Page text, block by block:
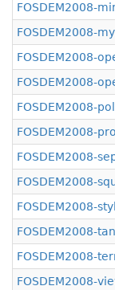
FOSDEM2008-
FOSDEM2008-
FOSDEM2008-
FOSDEM2008-
FOSDEM2008-
FOSDEM2008-
FOSDEM2008-
FOSDEM2008-
FOSDEM2008-
FOSDEM2008-
FOSDEM2008-
FOSDEM2008-